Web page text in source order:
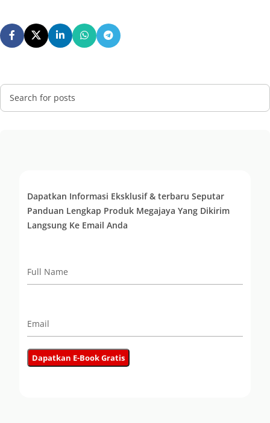
Dapatkan Informasi Eksklusif & terbaru Seputar
Panduan Lengkap Produk Megajaya Yang Dikirim
Langsung Ke Email Anda